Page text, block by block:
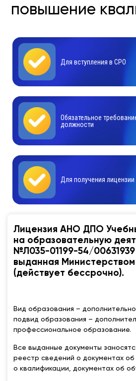
повышение
Для вступления в СРО
Обязательное
должности
Для получения лицензии
Лицензия АНО ДПО
на образовательную
№Л035-01199-54/00631939
выданная
(действует бессрочно).
Вид образования –
подвид образования –
профессиональное образование.
Все выданные документы
реестр сведений о документах об
о квалификации, документах об